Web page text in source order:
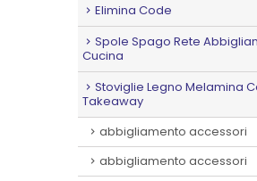
Elimina Code
Spole Spago Rete
Cucina
Stoviglie Legno Melamina
Takeaway
abbigliamento accessori
abbigliamento accessori